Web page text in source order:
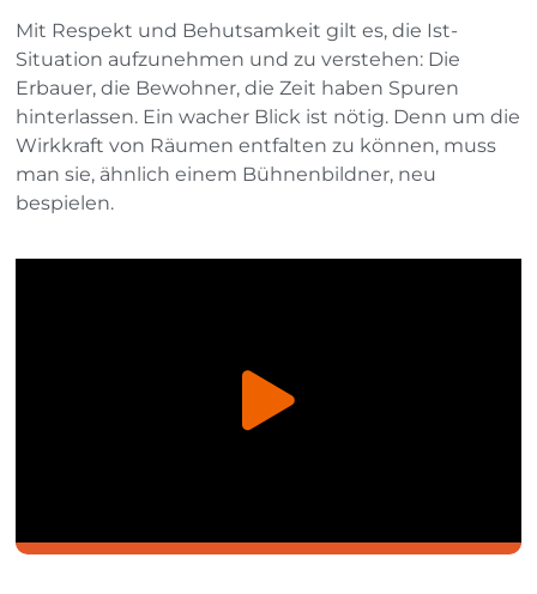
Mit Respekt und Behutsamkeit gilt es, die Ist-
Situation aufzunehmen und zu verstehen: Die
Erbauer, die Bewohner, die Zeit haben Spuren
hinterlassen. Ein wacher Blick ist nötig. Denn um die
Wirkkraft von Räumen entfalten zu können, muss
man sie, ähnlich einem Bühnenbildner, neu
bespielen.